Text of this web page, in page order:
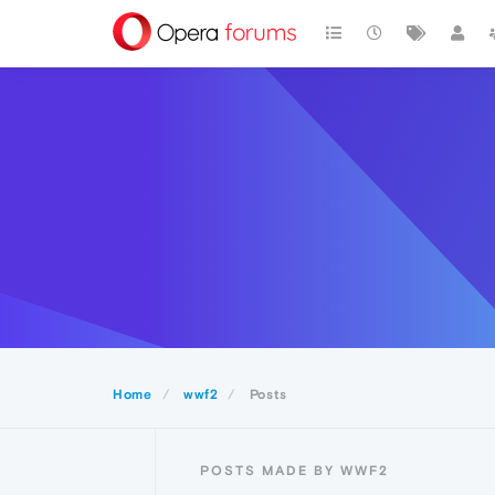
Home wwf2 Posts
POSTS MADE BY WWF2